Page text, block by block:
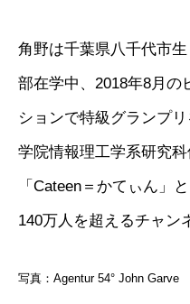
角野は千葉県八千代市
部在学中、2018年8月の
ションで特級グランプ
学院情報理工学系研究
「Cateen＝かてぃん」
140万人を超えるチャン
写真：Agentur 54° John